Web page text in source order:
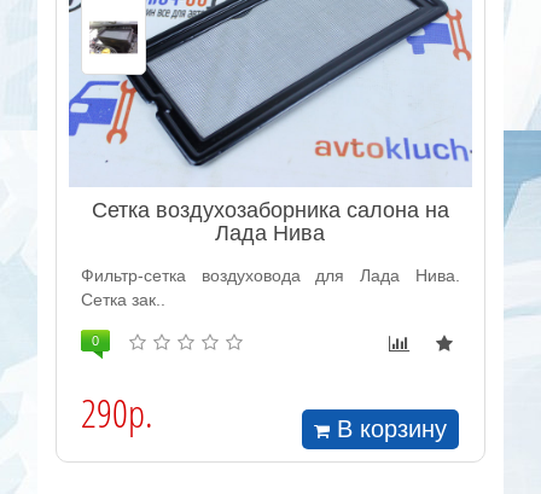
Сетка воздухозаборника салона на
Лада Нива
Фильтр-сетка воздуховода для Лада Нива.
Сетка зак..
0
290р. В корзину